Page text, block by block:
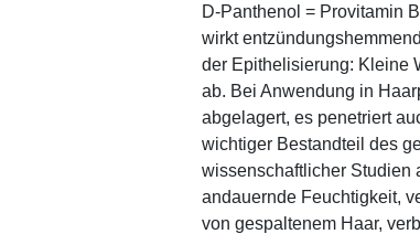
D-Panthenol = Provitamin
wirkt
der Epithelisierung: Kleine
ab. Bei Anwendung in
abgelagert, es penetriert
wichtiger Bestandteil des
wissenschaftlicher Studien
andauernde Feuchtigkeit,
von gespaltenem Haar,